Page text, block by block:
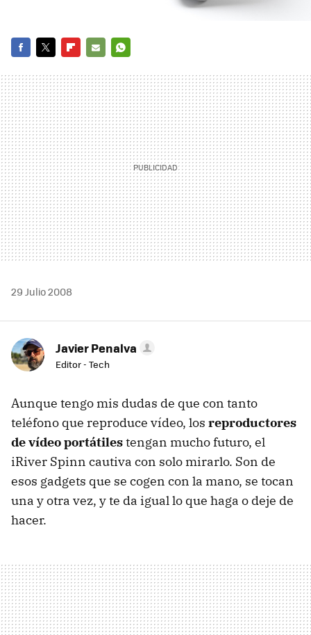
MAIL
29 Julio 2008
Javier Penalva
Editor - Tech
Aunque tengo mis dudas de que con tanto
teléfono que reproduce vídeo, los reproductores
de vídeo portátilestengan mucho futuro, el
iRiver Spinn cautiva con solo mirarlo. Son de
esos gadgets que se cogen con la mano, se tocan
una y otra vez, y te da igual lo que haga o deje de
hacer.